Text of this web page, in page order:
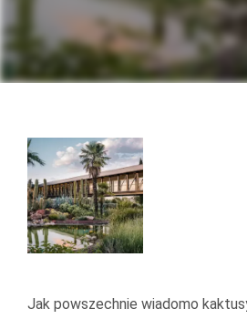
Jak powszechnie wiadomo